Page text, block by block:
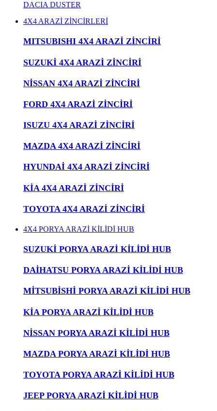
DACIA DUSTER
4X4 ARAZİ ZİNCİRLERİ
MITSUBISHI 4X4 ARAZİ ZİNCİRİ
SUZUKİ 4X4 ARAZİ ZİNCİRİ
NİSSAN 4X4 ARAZİ ZİNCİRİ
FORD 4X4 ARAZİ ZİNCİRİ
ISUZU 4X4 ARAZİ ZİNCİRİ
MAZDA 4X4 ARAZİ ZİNCİRİ
HYUNDAİ 4X4 ARAZİ ZİNCİRİ
KİA 4X4 ARAZİ ZİNCİRİ
TOYOTA 4X4 ARAZİ ZİNCİRİ
4X4 PORYA ARAZİ KİLİDİ HUB
SUZUKİ PORYA ARAZİ KİLİDİ HUB
DAİHATSU PORYA ARAZİ KİLİDİ HUB
MİTSUBİSHİ PORYA ARAZİ KİLİDİ HUB
KİA PORYA ARAZİ KİLİDİ HUB
NİSSAN PORYA ARAZİ KİLİDİ HUB
MAZDA PORYA ARAZİ KİLİDİ HUB
TOYOTA PORYA ARAZİ KİLİDİ HUB
JEEP PORYA ARAZİ KİLİDİ HUB